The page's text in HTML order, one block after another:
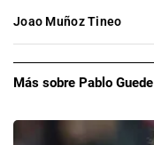
Joao Muñoz Tineo
Más sobre Pablo Guede